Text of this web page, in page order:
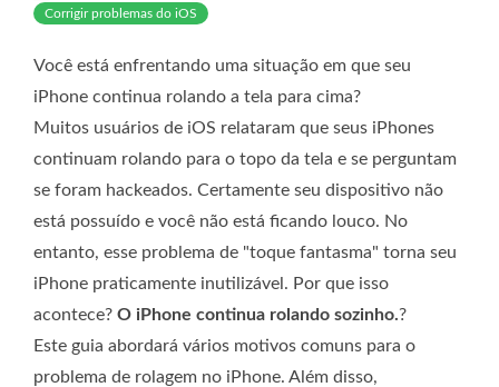
Corrigir problemas do iOS
Você está enfrentando uma situação em que seu
iPhone continua rolando a tela para cima?
Muitos usuários de iOS relataram que seus iPhones
continuam rolando para o topo da tela e se perguntam
se foram hackeados. Certamente seu dispositivo não
está possuído e você não está ficando louco. No
entanto, esse problema de "toque fantasma" torna seu
iPhone praticamente inutilizável. Por que isso
acontece? O iPhone continua rolando sozinho.?
Este guia abordará vários motivos comuns para o
problema de rolagem no iPhone. Além disso,